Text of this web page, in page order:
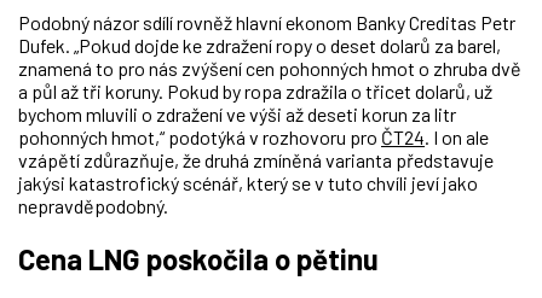
Podobný názor sdílí rovněž hlavní ekonom Banky Creditas Petr
Dufek. „Pokud dojde ke zdražení ropy o deset dolarů za barel,
znamená to pro nás zvýšení cen pohonných hmot o zhruba dvě
a půl až tři koruny. Pokud by ropa zdražila o třicet dolarů, už
bychom mluvili o zdražení ve výši až deseti korun za litr
pohonných hmot,“ podotýká v rozhovoru pro ČT24. I on ale
vzápětí zdůrazňuje, že druhá zmíněná varianta představuje
jakýsi katastrofický scénář, který se v tuto chvíli jeví jako
nepravděpodobný.
Cena LNG poskočila o pětinu